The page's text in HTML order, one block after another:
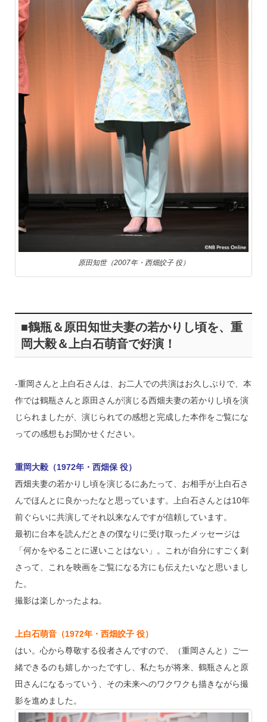
原田知世（2007年・西畑皎子 役）
■鶴瓶＆原田知世夫妻の若かりし頃を、重
岡大毅＆上白石萌音で好演！
‐重岡さんと上白石さんは、お二人での共演はお久しぶりで、本
作では鶴瓶さんと原田さんが演じる西畑夫妻の若かりし頃を演
じられましたが、演じられての感想と完成した本作をご覧にな
っての感想もお聞かせください。
重岡大毅（1972年・西畑保 役）
西畑夫妻の若かりし頃を演じるにあたって、お相手が上白石さ
んでほんとに良かったなと思っています。上白石さんとは10年
前ぐらいに共演してそれ以来なんですが信頼しています。
最初に台本を読んだときの僕なりに受け取ったメッセージは
「何かをやることに遅いことはない」。これが自分にすごく刺
さって、これを映画をご覧になる方にも伝えたいなと思いまし
た。
撮影は楽しかったよね。
上白石萌音（1972年・西畑皎子 役）
はい。心から尊敬する役者さんですので、（重岡さんと）ご一
緒できるのも嬉しかったですし、私たちが将来、鶴瓶さんと原
田さんになるっていう、その未来へのワクワクも描きながら撮
影を進めました。